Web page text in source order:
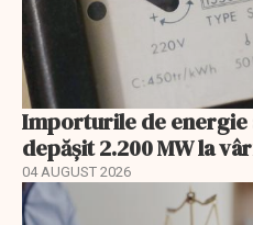
Importurile de energie
depășit 2.200 MW la
04 AUGUST 2026